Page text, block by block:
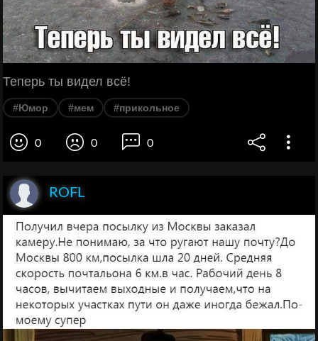
Теперь ты видел всё!
#Юмор #мем #прикольное
0 0 0
ROFL